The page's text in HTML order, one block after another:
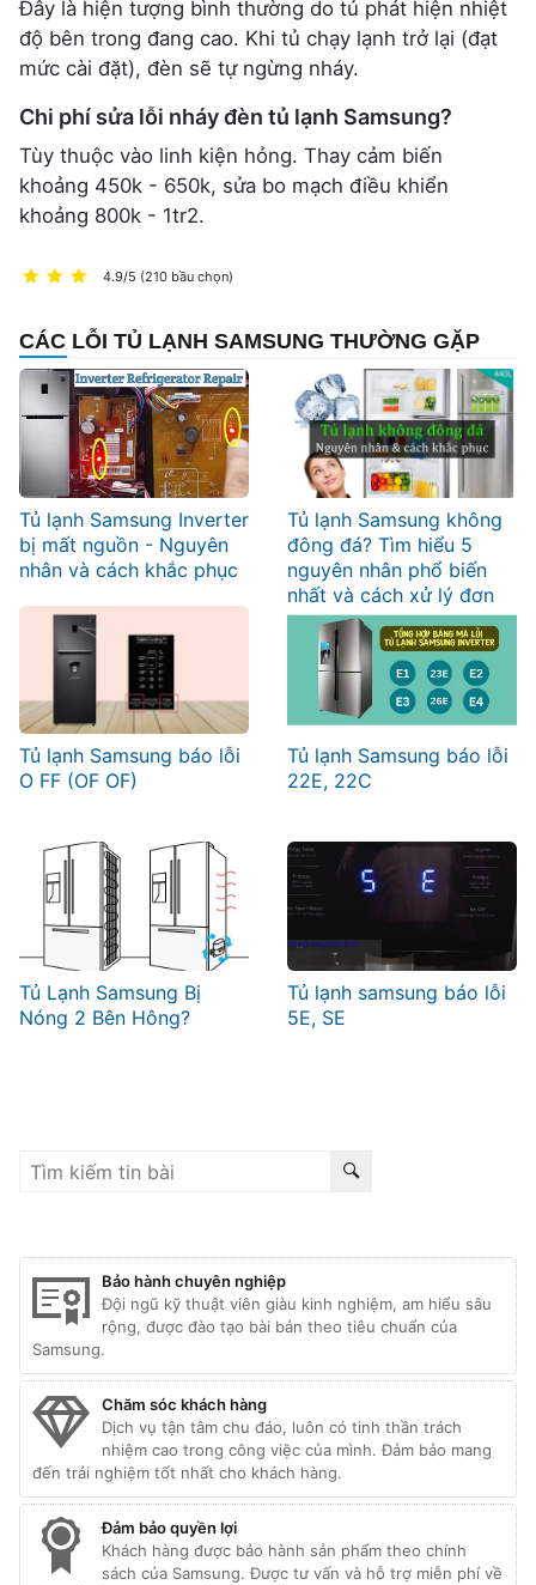
Đây là hiện tượng bình thường do tủ phát hiện nhiệt
độ bên trong đang cao. Khi tủ chạy lạnh trở lại (đạt
mức cài đặt), đèn sẽ tự ngừng nháy.
Chi phí sửa lỗi nháy đèn tủ lạnh Samsung?
Tùy thuộc vào linh kiện hỏng. Thay cảm biến
khoảng 450k - 650k, sửa bo mạch điều khiển
khoảng 800k - 1tr2.
4.9/5 (210 bầu chọn)
CÁC LỖI TỦ LẠNH SAMSUNG THƯỜNG GẶP
Tủ lạnh Samsung Inverter
bị mất nguồn - Nguyên
nhân và cách khắc phục
Tủ lạnh Samsung không
đông đá? Tìm hiểu 5
nguyên nhân phổ biến
nhất và cách xử lý đơn
giản
Tủ lạnh Samsung báo lỗi
O FF (OF OF)
Tủ lạnh Samsung báo lỗi
22E, 22C
Tủ Lạnh Samsung Bị
Nóng 2 Bên Hông?
Tủ lạnh samsung báo lỗi
5E, SE
Bảo hành chuyên nghiệp
Đội ngũ kỹ thuật viên giàu kinh nghiệm, am hiểu sâu
rộng, được đào tạo bài bản theo tiêu chuẩn của
Samsung.
Chăm sóc khách hàng
Dịch vụ tận tâm chu đáo, luôn có tinh thần trách
nhiệm cao trong công việc của mình. Đảm bảo mang
đến trải nghiệm tốt nhất cho khách hàng.
Đảm bảo quyền lợi
Khách hàng được bảo hành sản phẩm theo chính
sách của Samsung. Được tư vấn và hỗ trợ miễn phí về